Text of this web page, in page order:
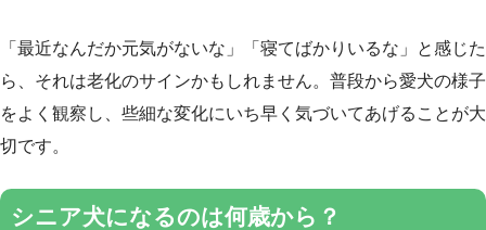
「最近なんだか元気がないな」「寝てばかりいるな」と感じた
ら、それは老化のサインかもしれません。普段から愛犬の様子
をよく観察し、些細な変化にいち早く気づいてあげることが大
切です。
シニア犬になるのは何歳から？